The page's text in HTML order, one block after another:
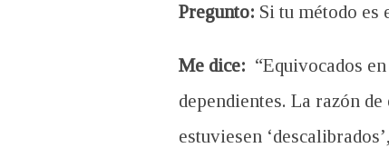
Pregunto: Si tu método es
Me dice: “Equivocados
dependientes. La razón
estuviesen